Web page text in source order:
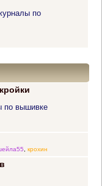
по
по вышивке
, крохин